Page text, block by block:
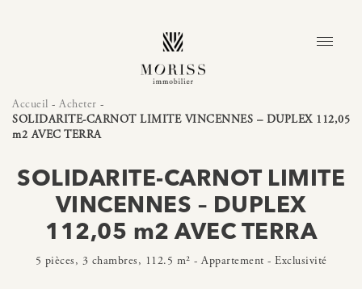
Accueil - Acheter -
SOLIDARITE-CARNOT LIMITE VINCENNES – DUPLEX 112,05
m2 AVEC TERRA
SOLIDARITE-CARNOT LIMITE
VINCENNES – DUPLEX
112,05 m2 AVEC TERRA
5 pièces, 3 chambres, 112.5 m² - Appartement - Exclusivité